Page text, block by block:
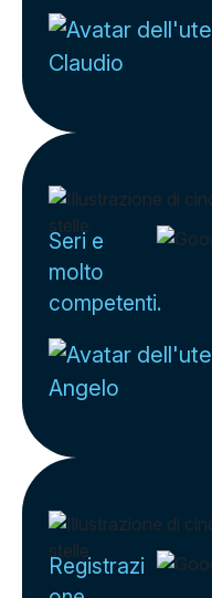
Claudio
Seri e
molto
competenti.
Angelo
Registrazi